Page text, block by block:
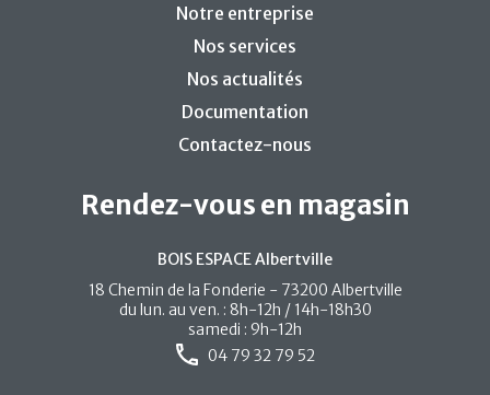
Notre entreprise
Nos services
Nos actualités
Documentation
Contactez-nous
Rendez-vous en magasin
BOIS ESPACE Albertville
18 Chemin de la Fonderie - 73200 Albertville
du lun. au ven. : 8h-12h / 14h-18h30
samedi : 9h-12h
04 79 32 79 52